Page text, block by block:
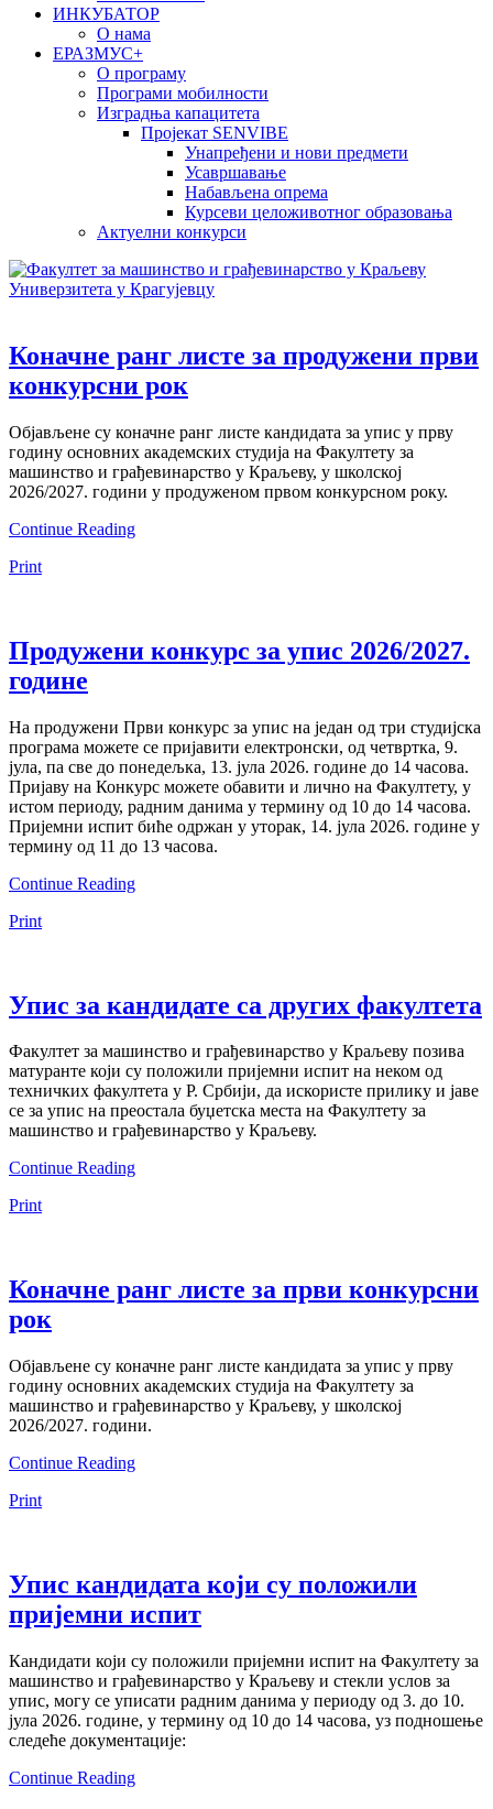
ИНКУБАТОР
О нама
EРАЗМУС+
О програму
Програми мобилности
Изградња капацитета
Пројекат SENVIBE
Унапређени и нови предмети
Усавршавање
Набављена опрема
Курсеви целоживотног образовања
Актуелни конкурси
Коначне ранг листе за продужени први
конкурсни рок
Објављене су коначне ранг листе кандидата за упис у прву
годину основних академских студија на Факултету за
машинство и грађевинарство у Краљеву, у школској
2026/2027. години у продуженом првом конкурсном року.
Continue Reading
Print
Продужени конкурс за упис 2026/2027.
године
На продужени Први конкурс за упис на један од три студијска
програма можете се пријавити електронски, од четвртка, 9.
јула, па све до понедељка, 13. јула 2026. године до 14 часова.
Пријаву на Конкурс можете обавити и лично на Факултету, у
истом периоду, радним данима у термину од 10 до 14 часова.
Пријемни испит биће одржан у уторак, 14. јула 2026. године у
термину од 11 до 13 часова.
Continue Reading
Print
Упис за кандидате са других факултета
Факултет за машинство и грађевинарство у Краљеву позива
матуранте који су положили пријемни испит на неком од
техничких факултета у Р. Србији, да искористе прилику и јаве
се за упис на преостала буџетска места на Факултету за
машинство и грађевинарство у Краљеву.
Continue Reading
Print
Коначне ранг листе за први конкурсни
рок
Објављене су коначне ранг листе кандидата за упис у прву
годину основних академских студија на Факултету за
машинство и грађевинарство у Краљеву, у школској
2026/2027. години.
Continue Reading
Print
Упис кандидата који су положили
пријемни испит
Кандидати који су положили пријемни испит на Факултету за
машинство и грађевинарство у Краљеву и стекли услов за
упис, могу се уписати радним данима у периоду од 3. до 10.
јула 2026. године, у термину од 10 до 14 часова, уз подношење
следеће документације:
Continue Reading